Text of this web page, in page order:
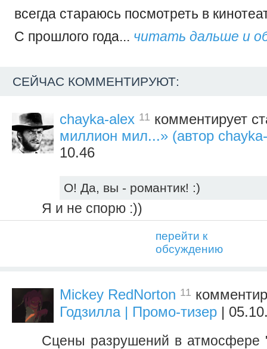
всегда стараюсь посмотреть в
С прошлого года... читать дальше и
СЕЙЧАС КОММЕНТИРУЮТ:
chayka-alex 11 комментирует
миллион мил...» (автор
10.46
О! Да, вы - романтик! :)
Я и не спорю :))
перейти к
обсуждению
Mickey RedNorton 11
Годзилла | Промо-тизер |
Сцены разрушений в атмосфере